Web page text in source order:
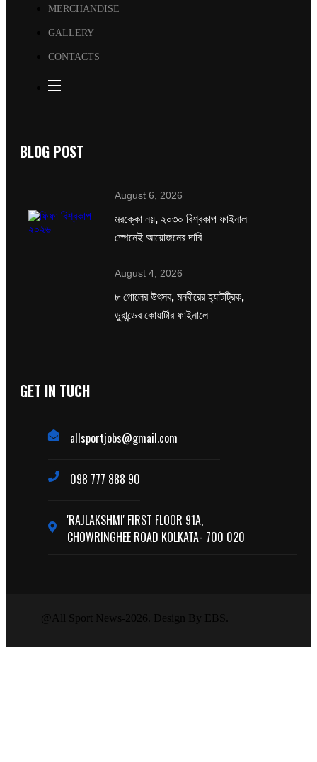
MERCHANDISE
GALLERY
CONTACTS
BLOG POST
August 6, 2026
মরক্কো নয়, ২০৩০ বিশ্বকাপ ফাইনাল
স্পেনেই আয়োজনের দাবি
August 4, 2026
৮ গোলের উৎসব, মনবীরের হ্যাটট্রিক,
ডুরান্ডের কোয়ার্টার ফাইনালে
GET IN TUCH
allsportjobs@gmail.com
098 777 888 90
'RAJLAKSHMI' FIRST FLOOR 91A,
CHOWRINGHEE ROAD KOLKATA- 700 020
@All Sport News-2026. Design By EBS.